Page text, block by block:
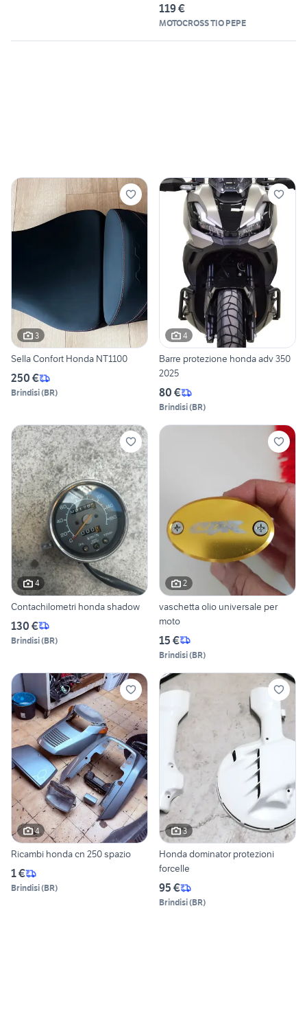
119 €
MOTOCROSS TIO PEPE
3
Sella Confort Honda NT1100
250 €
Brindisi(BR)
4
Barre protezione honda adv 350
2025
80 €
Brindisi(BR)
4
Contachilometri honda shadow
130 €
Brindisi(BR)
2
vaschetta olio universale per
moto
15 €
Brindisi(BR)
4
Ricambi honda cn 250 spazio
1 €
Brindisi(BR)
3
Honda dominator protezioni
forcelle
95 €
Brindisi(BR)